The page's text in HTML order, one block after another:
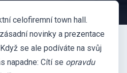
celofiremní town hall.
novinky a prezentace
se ale podíváte na svůj
napadne: Cítí se opravdu